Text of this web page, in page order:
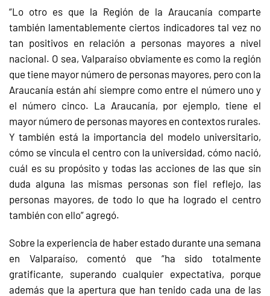
“Lo otro es que la Región de la Araucanía comparte
también lamentablemente ciertos indicadores tal vez no
tan positivos en relación a personas mayores a nivel
nacional. O sea, Valparaíso obviamente es como la región
que tiene mayor número de personas mayores, pero con la
Araucanía están ahí siempre como entre el número uno y
el número cinco. La Araucanía, por ejemplo, tiene el
mayor número de personas mayores en contextos rurales.
Y también está la importancia del modelo universitario,
cómo se vincula el centro con la universidad, cómo nació,
cuál es su propósito y todas las acciones de las que sin
duda alguna las mismas personas son fiel reflejo, las
personas mayores, de todo lo que ha logrado el centro
también con ello” agregó.
Sobre la experiencia de haber estado durante una semana
en Valparaíso, comentó que “ha sido totalmente
gratificante, superando cualquier expectativa, porque
además que la apertura que han tenido cada una de las